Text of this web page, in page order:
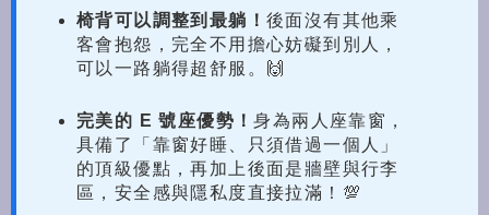
椅背可以調整到最躺！ 後面沒有其他乘
客會抱怨，完全不用擔心妨礙到別人，
可以一路躺得超舒服。🙌
完美的 E 號座優勢！身為兩人座靠窗，
具備了「靠窗好睡、只須借過一個人」
的頂級優點，再加上後面是牆壁與行李
區，安全感與隱私度直接拉滿！💯